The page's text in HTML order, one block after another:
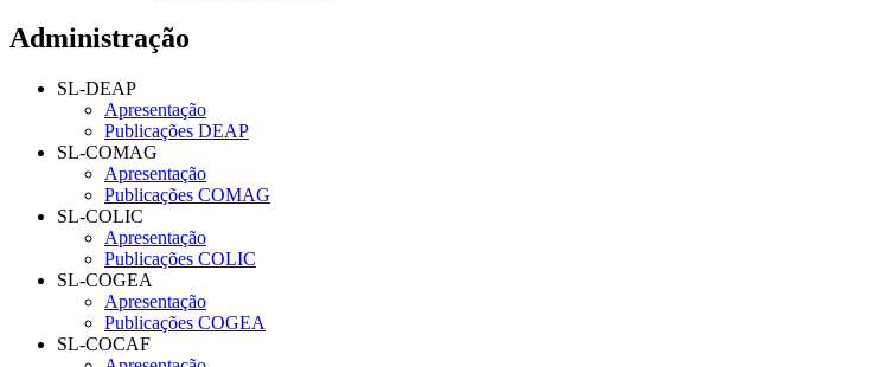
Administração
SL-DEAP
Apresentação
Publicações DEAP
SL-COMAG
Apresentação
Publicações COMAG
SL-COLIC
Apresentação
Publicações COLIC
SL-COGEA
Apresentação
Publicações COGEA
SL-COCAF